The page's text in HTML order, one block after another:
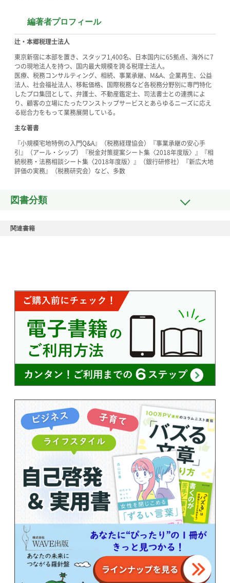
編著者プロフィール
辻・本郷税理士法人
東京新宿に本部を置き、スタッフ1,400名、日本国内に65拠点、海外に7
つの現地法人を持つ、国内最大規模を誇る税理士法人。
医療、税務コンサルティング、相続、事業承継、M&A、企業再生、公益
法人、社会福祉法人、移転価格、国際税務など各税務分野別に専門特化
したプロ集団として、弁護士、不動産鑑定士、司法書士との連携によ
り、顧客の立場にたったワンストップサービスとあらゆるニーズに応え
る総合力をもって業務展開している。
主な著書
『小規模宅地特例の入門Q&A』（税務経理協会）『事業承継の安心手
引』（アール・シップ）『税金対策提案シート集〈2018年度版〉』『相
続税務・法務相談シート集〈2018年度版〉』（銀行研修社）『新広大地
評価の実務』（税務研究会）など、多数
図書分類
関連書籍